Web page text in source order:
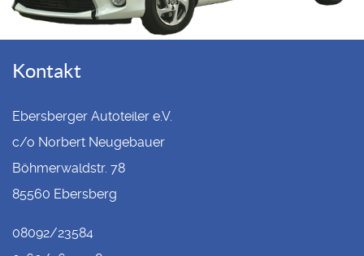
Kontakt
Ebersberger Autoteiler e.V.
c/o Norbert Neugebauer
Böhmerwaldstr. 78
85560 Ebersberg
08092/23584